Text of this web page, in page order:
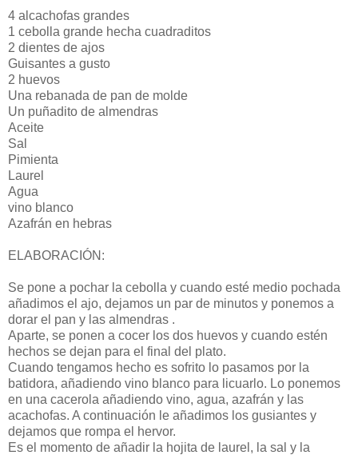
4 alcachofas grandes
1 cebolla grande hecha cuadraditos
2 dientes de ajos
Guisantes a gusto
2 huevos
Una rebanada de pan de molde
Un puñadito de almendras
Aceite
Sal
Pimienta
Laurel
Agua
vino blanco
Azafrán en hebras
ELABORACIÓN:
Se pone a pochar la cebolla y cuando esté medio pochada
añadimos el ajo, dejamos un par de minutos y ponemos a
dorar el pan y las almendras .
Aparte, se ponen a cocer los dos huevos y cuando estén
hechos se dejan para el final del plato.
Cuando tengamos hecho es sofrito lo pasamos por la
batidora, añadiendo vino blanco para licuarlo. Lo ponemos
en una cacerola añadiendo vino, agua, azafrán y las
acachofas. A continuación le añadimos los gusiantes y
dejamos que rompa el hervor.
Es el momento de añadir la hojita de laurel, la sal y la